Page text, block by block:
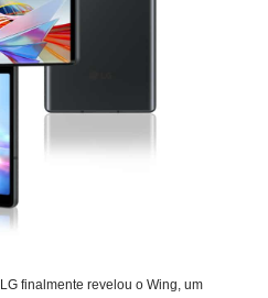
finalmente revelou o Wing, um